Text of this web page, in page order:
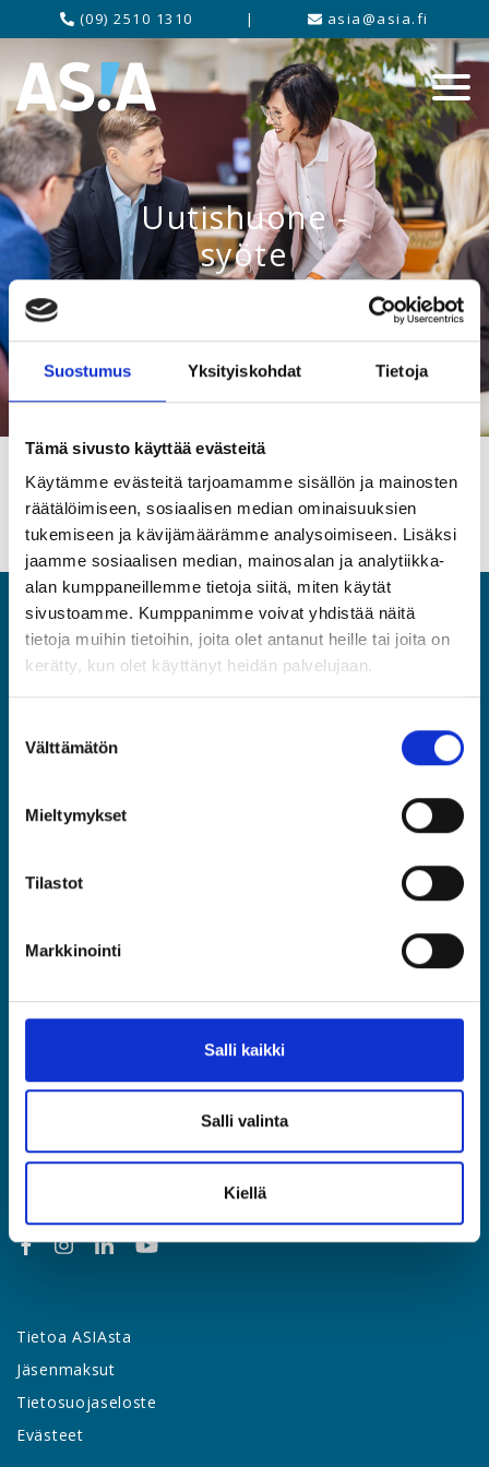
Suostumus Yksityiskohdat Tietoja
Tämä sivusto käyttää evästeitä
Käytämme evästeitä tarjoamamme sisällön ja mainosten
räätälöimiseen, sosiaalisen median ominaisuuksien
tukemiseen ja kävijämäärämme analysoimiseen. Lisäksi
jaamme sosiaalisen median, mainosalan ja analytiikka-
alan kumppaneillemme tietoja siitä, miten käytät
sivustoamme. Kumppanimme voivat yhdistää näitä
tietoja muihin tietoihin, joita olet antanut heille tai joita on
kerätty, kun olet käyttänyt heidän palvelujaan.
valinta
Välttämätön
Mieltymykset
Tilastot
Markkinointi
Salli kaikki
Salli valinta
Kiellä
(09) 2510 1310 | asia@asia.fi
Uutishuone -
syöte
ASIA
Asiantuntijat ja Esihenkilöt ASIA ry
(09) 2510 1310
Jäsenyys
Palvelut & edut
Yhteystiedot
Tietoa ASIAsta
Jäsenmaksut
Tietosuojaseloste
Evästeet